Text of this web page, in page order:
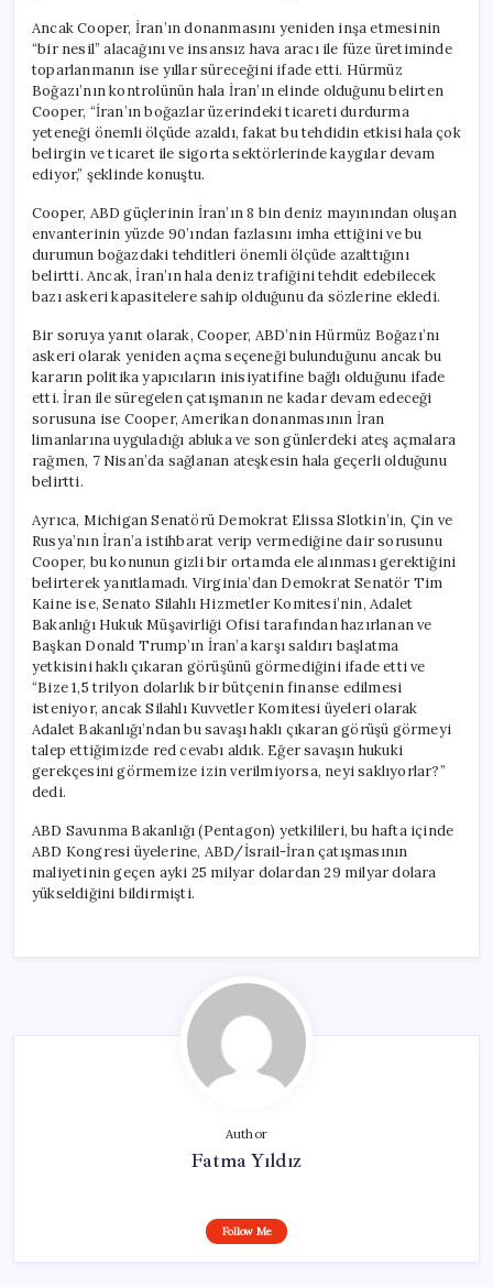
Ancak Cooper, İran’ın donanmasını yeniden inşa etmesinin
“bir nesil” alacağını ve insansız hava aracı ile füze üretiminde
toparlanmanın ise yıllar süreceğini ifade etti. Hürmüz
Boğazı’nın kontrolünün hala İran’ın elinde olduğunu belirten
Cooper, “İran’ın boğazlar üzerindeki ticareti durdurma
yeteneği önemli ölçüde azaldı, fakat bu tehdidin etkisi hala çok
belirgin ve ticaret ile sigorta sektörlerinde kaygılar devam
ediyor,” şeklinde konuştu.
Cooper, ABD güçlerinin İran’ın 8 bin deniz mayınından oluşan
envanterinin yüzde 90’ından fazlasını imha ettiğini ve bu
durumun boğazdaki tehditleri önemli ölçüde azalttığını
belirtti. Ancak, İran’ın hala deniz trafiğini tehdit edebilecek
bazı askeri kapasitelere sahip olduğunu da sözlerine ekledi.
Bir soruya yanıt olarak, Cooper, ABD’nin Hürmüz Boğazı’nı
askeri olarak yeniden açma seçeneği bulunduğunu ancak bu
kararın politika yapıcıların inisiyatifine bağlı olduğunu ifade
etti. İran ile süregelen çatışmanın ne kadar devam edeceği
sorusuna ise Cooper, Amerikan donanmasının İran
limanlarına uyguladığı abluka ve son günlerdeki ateş açmalara
rağmen, 7 Nisan’da sağlanan ateşkesin hala geçerli olduğunu
belirtti.
Ayrıca, Michigan Senatörü Demokrat Elissa Slotkin’in, Çin ve
Rusya’nın İran’a istihbarat verip vermediğine dair sorusunu
Cooper, bu konunun gizli bir ortamda ele alınması gerektiğini
belirterek yanıtlamadı. Virginia’dan Demokrat Senatör Tim
Kaine ise, Senato Silahlı Hizmetler Komitesi’nin, Adalet
Bakanlığı Hukuk Müşavirliği Ofisi tarafından hazırlanan ve
Başkan Donald Trump’ın İran’a karşı saldırı başlatma
yetkisini haklı çıkaran görüşünü görmediğini ifade etti ve
“Bize 1,5 trilyon dolarlık bir bütçenin finanse edilmesi
isteniyor, ancak Silahlı Kuvvetler Komitesi üyeleri olarak
Adalet Bakanlığı’ndan bu savaşı haklı çıkaran görüşü görmeyi
talep ettiğimizde red cevabı aldık. Eğer savaşın hukuki
gerekçesini görmemize izin verilmiyorsa, neyi saklıyorlar?”
dedi.
ABD Savunma Bakanlığı (Pentagon) yetkilileri, bu hafta içinde
ABD Kongresi üyelerine, ABD/İsrail-İran çatışmasının
maliyetinin geçen ayki 25 milyar dolardan 29 milyar dolara
yükseldiğini bildirmişti.
Author
Fatma Yıldız
Follow Me